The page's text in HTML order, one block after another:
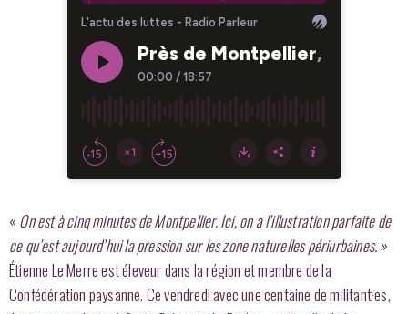
« On est à cinq minutes de Montpellier. Ici, on a l’illustration parfaite de
ce qu’est aujourd’hui la pression sur les zone naturelles périurbaines. »
Étienne Le Merre est éleveur dans la région et membre de la
Confédération paysanne. Ce vendredi avec une centaine de militant·es,